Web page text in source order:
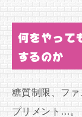
何をやって
するのか
糖質制限、フ
プリメント…。